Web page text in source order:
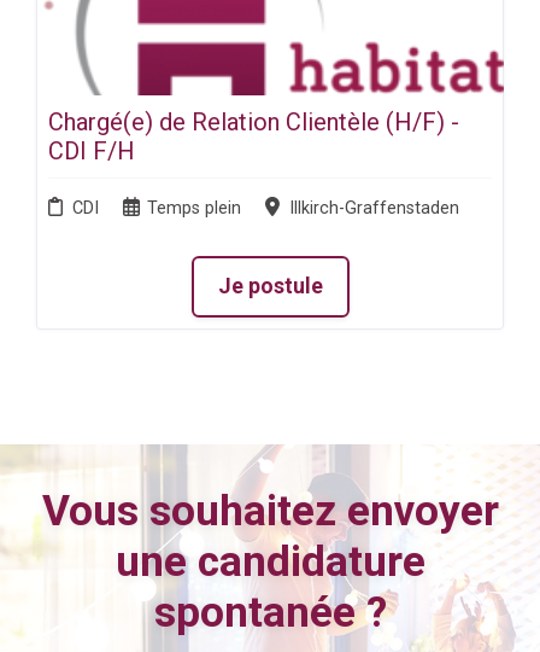
Chargé(e) de Relation Clientèle (H/F) -
CDI F/H
CDI Temps plein Illkirch-Graffenstaden
Je postule
Vous souhaitez envoyer
une candidature
spontanée ?